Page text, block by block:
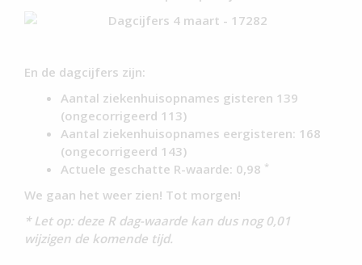
En de dagcijfers zijn:
Aantal ziekenhuisopnames gisteren 139
(ongecorrigeerd 113)
Aantal ziekenhuisopnames eergisteren: 168
(ongecorrigeerd 143)
Actuele geschatte R-waarde: 0,98 *
We gaan het weer zien! Tot morgen!
* Let op: deze R dag-waarde kan dus nog 0,01
wijzigen de komende tijd.